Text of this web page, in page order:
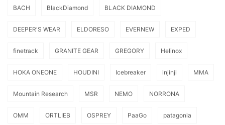
BACH BlackDiamond BLACK DIAMOND
DEEPER'S WEAR ELDORESO EVERNEW EXPED
finetrack GRANITE GEAR GREGORY Helinox
HOKA ONEONE HOUDINI Icebreaker injinji MMA
Mountain Research MSR NEMO NORRONA
OMM ORTLIEB OSPREY PaaGo patagonia